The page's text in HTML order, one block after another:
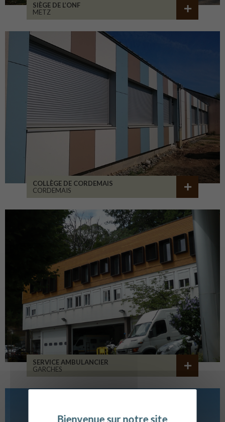
SIÈGE DE L’ONF
METZ
COLLÈGE DE CORDEMAIS
CORDEMAIS
SERVICE AMBULANCIER
GARCHES